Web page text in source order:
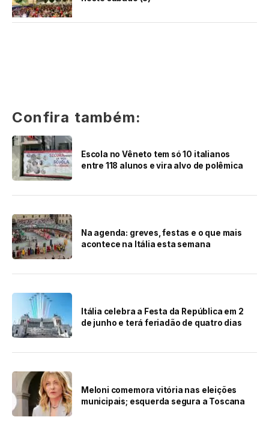
Confira também:
Escola no Vêneto tem só 10 italianos
entre 118 alunos e vira alvo de polêmica
Na agenda: greves, festas e o que mais
acontece na Itália esta semana
Itália celebra a Festa da República em 2
de junho e terá feriadão de quatro dias
Meloni comemora vitória nas eleições
municipais; esquerda segura a Toscana